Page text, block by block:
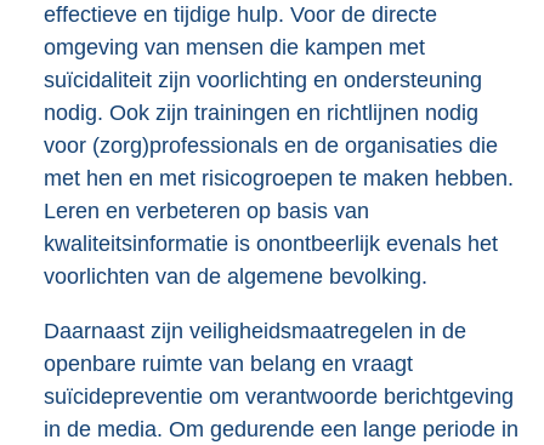
effectieve en tijdige hulp. Voor de directe
omgeving van mensen die kampen met
suïcidaliteit zijn voorlichting en ondersteuning
nodig. Ook zijn trainingen en richtlijnen nodig
voor (zorg)professionals en de organisaties die
met hen en met risicogroepen te maken hebben.
Leren en verbeteren op basis van
kwaliteitsinformatie is onontbeerlijk evenals het
voorlichten van de algemene bevolking.
Daarnaast zijn veiligheidsmaatregelen in de
openbare ruimte van belang en vraagt
suïcidepreventie om verantwoorde berichtgeving
in de media. Om gedurende een lange periode in